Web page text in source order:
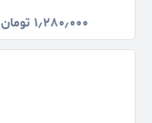
۱٫۲۸۰٫۰۰۰ تومان